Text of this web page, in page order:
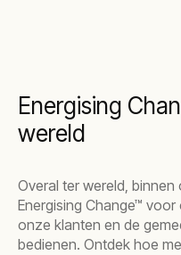
Energising
wereld
Overal ter wereld,
Energising Change™
onze klanten en de
bedienen. Ontdek hoe